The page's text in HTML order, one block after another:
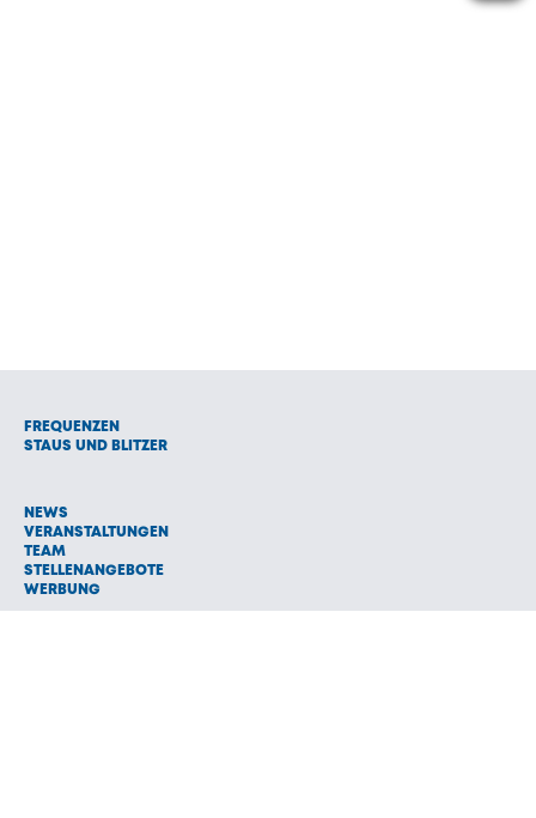
FREQUENZEN
STAUS UND BLITZER
NEWS
VERANSTALTUNGEN
TEAM
STELLENANGEBOTE
WERBUNG